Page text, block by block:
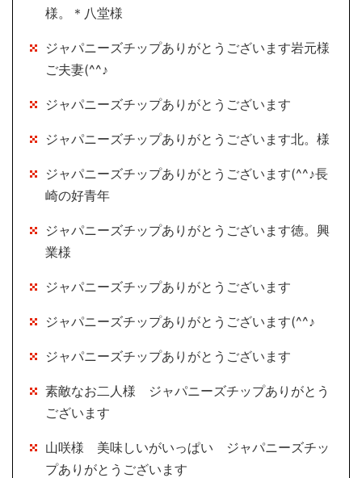
様。＊八堂様
ジャパニーズチップありがとうございます岩元様
ご夫妻(^^♪
ジャパニーズチップありがとうございます
ジャパニーズチップありがとうございます北。様
ジャパニーズチップありがとうございます(^^♪長
崎の好青年
ジャパニーズチップありがとうございます徳。興
業様
ジャパニーズチップありがとうございます
ジャパニーズチップありがとうございます(^^♪
ジャパニーズチップありがとうございます
素敵なお二人様 ジャパニーズチップありがとう
ございます
山咲様 美味しいがいっぱい ジャパニーズチッ
プありがとうございます